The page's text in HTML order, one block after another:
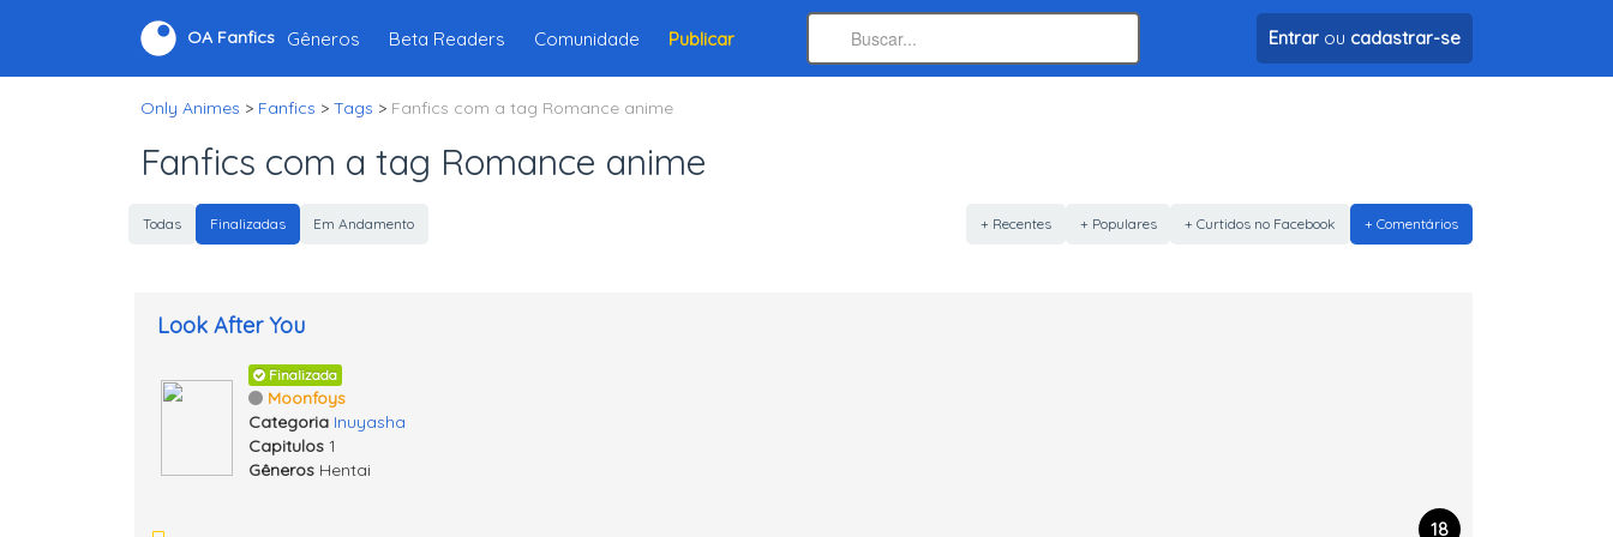
OA Fanfics Gêneros Beta Readers Comunidade Publicar Entrar ou cadastrar-se
Only Animes > Fanfics > Tags > Fanfics com a tag Romance anime
Fanfics com a tag Romance anime
Todas Finalizadas Em Andamento + Recentes + Populares + Curtidos no Facebook + Comentários
Look After You
Finalizada
Moonfoys
Categoria Inuyasha
Capitulos 1
Gêneros Hentai
18